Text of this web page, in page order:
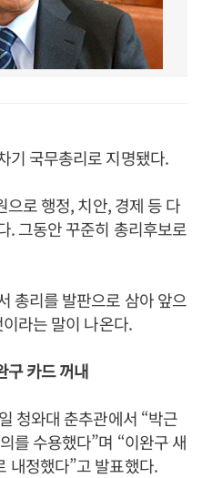
기 국무총리로 지명됐다.
로 행정, 치안, 경제 등 다
. 그동안 꾸준히 총리후보로
총리를 발판으로 삼아 앞으
라는 말이 나온다.
카드 꺼내
청와대 춘추관에서 “박근
를 수용했다”며 “이완구 새
내정했다”고 발표했다.